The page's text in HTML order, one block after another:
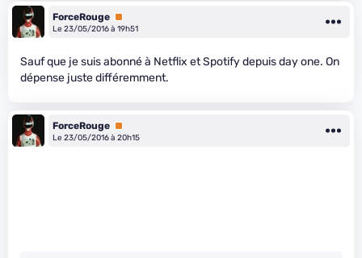
ForceRouge Premium
Le 23/05/2016 à 19h51
Sauf que je suis abonné à Netflix et Spotify depuis day one. On
dépense juste différemment.
ForceRouge Premium
Le 23/05/2016 à 20h15